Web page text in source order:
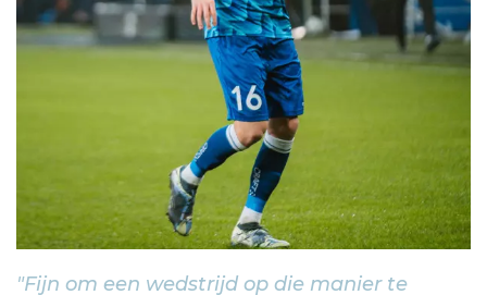
"Fijn om een wedstrijd op die manier te